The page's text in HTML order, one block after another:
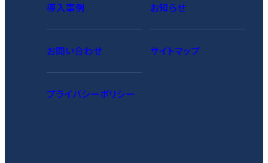
導入事例 お知らせ
お問い合わせ サイトマップ
プライバシーポリシー